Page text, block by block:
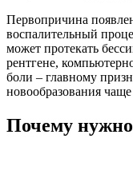
Первопричина
воспалительный
может протекать
рентгене,
боли – главному
новообразования
Почему